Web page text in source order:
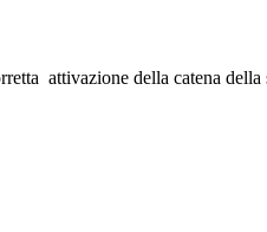
attivazione della catena della